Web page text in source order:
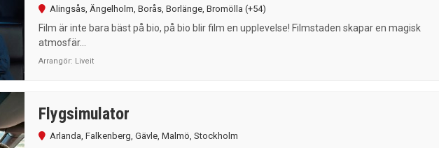
Alingsås Ängelholm Borås Borlänge Bromölla (+54)
Film är inte bara bäst på bio, på bio blir film en upplevelse! Filmstaden skapar en magisk
atmosfär...
Arrangör: Liveit
Flygsimulator
Arlanda Falkenberg Gävle Malmö Stockholm